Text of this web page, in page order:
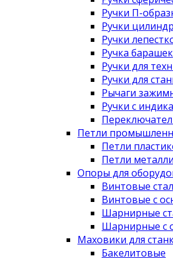
Ручки П-
Ручки
Ручки
Ручка барашек
Ручки для
Ручки для
Рычаги
Ручки с
Петли
Петли
Петли
Опоры для
Винтовые
Винтовые с
Шарнирные
Шарнирные с
Маховики для
Бакелитовые